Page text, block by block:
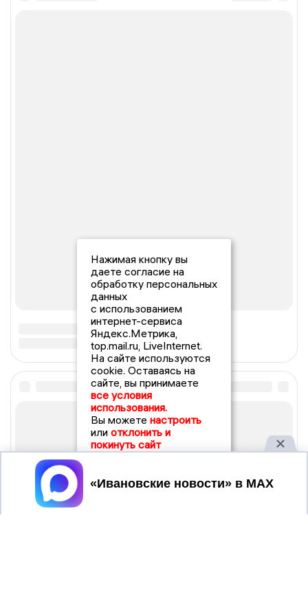
Нажимая кнопку вы
даете согласие на
обработку персональных
данных
с использованием
интернет-сервиса
Яндекс.Метрика,
top.mail.ru, LiveInternet.
На сайте используются
cookie. Оставаясь на
сайте, вы принимаете
все условия
использования.
Вы можете настроить
или отклонить и
покинуть сайт
Принять